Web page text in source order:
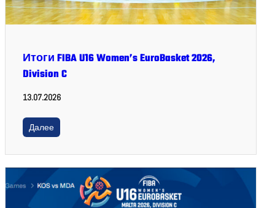
Итоги FIBA U16 Women’s EuroBasket 2026,
Division C
13.07.2026
Далее